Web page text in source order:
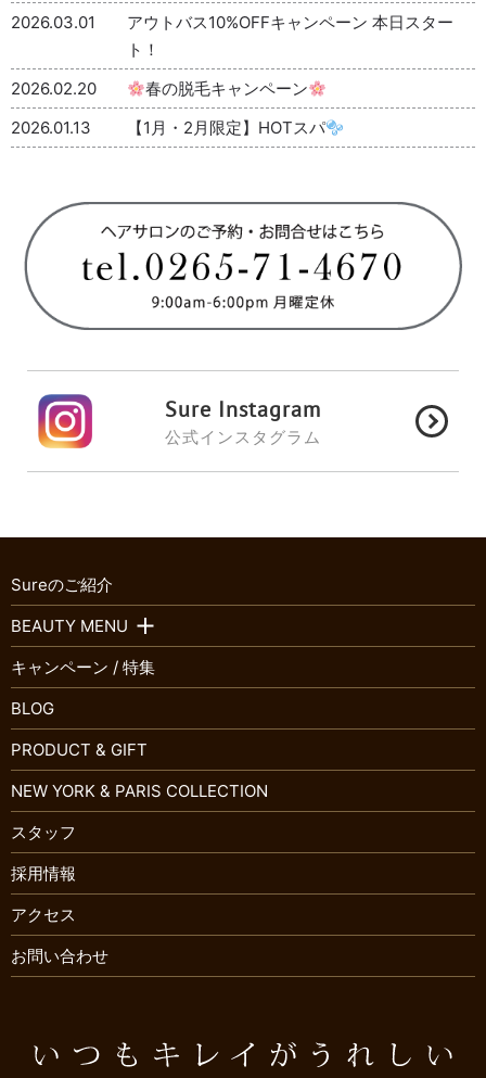
2026.03.01
アウトバス10%OFFキャンペーン 本日スター
ト！
2026.02.20
春の脱毛キャンペーン
2026.01.13
【1月・2月限定】HOTスパ
Sure Instagram
公式インスタグラム
Sureのご紹介
BEAUTY MENU
キャンペーン / 特集
BLOG
PRODUCT & GIFT
NEW YORK & PARIS COLLECTION
スタッフ
採用情報
アクセス
お問い合わせ